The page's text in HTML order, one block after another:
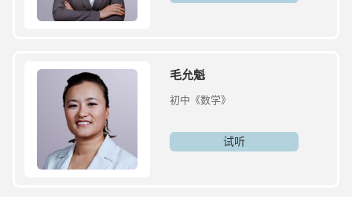
毛允魁
初中《数学》
试听